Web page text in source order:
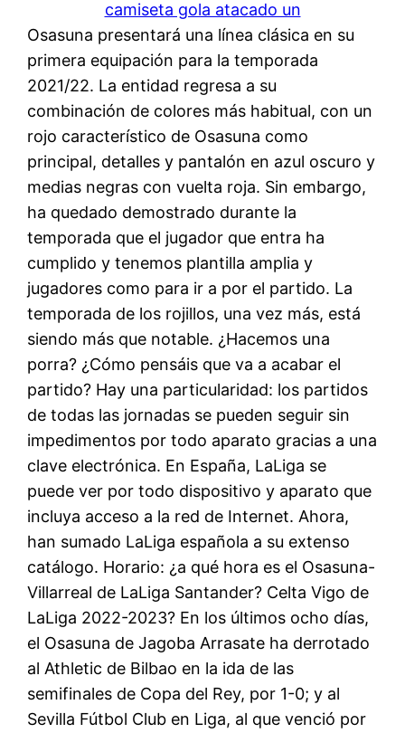
Osasuna presentará una línea clásica en su
primera equipación para la temporada
2021/22. La entidad regresa a su
combinación de colores más habitual, con un
rojo característico de Osasuna como
principal, detalles y pantalón en azul oscuro y
medias negras con vuelta roja. Sin embargo,
ha quedado demostrado durante la
temporada que el jugador que entra ha
cumplido y tenemos plantilla amplia y
jugadores como para ir a por el partido. La
temporada de los rojillos, una vez más, está
siendo más que notable. ¿Hacemos una
porra? ¿Cómo pensáis que va a acabar el
partido? Hay una particularidad: los partidos
de todas las jornadas se pueden seguir sin
impedimentos por todo aparato gracias a una
clave electrónica. En España, LaLiga se
puede ver por todo dispositivo y aparato que
incluya acceso a la red de Internet. Ahora,
han sumado LaLiga española a su extenso
catálogo. Horario: ¿a qué hora es el Osasuna-
Villarreal de LaLiga Santander? Celta Vigo de
LaLiga 2022-2023? En los últimos ocho días,
el Osasuna de Jagoba Arrasate ha derrotado
al Athletic de Bilbao en la ida de las
semifinales de Copa del Rey, por 1-0; y al
Sevilla Fútbol Club en Liga, al que venció por